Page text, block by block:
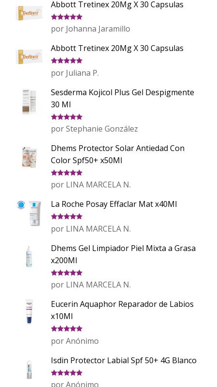
Abbott Tretinex 20Mg X 30 Capsulas
Valorado
con 5de 5
por Johanna Jaramillo
Abbott Tretinex 20Mg X 30 Capsulas
Valorado
con 5de 5
por Juliana P.
Sesderma Kojicol Plus Gel Despigmente
30 Ml
Valorado
con
de 5
por Stephanie González
Dhems Protector Solar Antiedad Con
Color Spf50+ x50Ml
Valorado
con
de 5
por LINA MARCELA N.
La Roche Posay Effaclar Mat x40Ml
Valorado
con
de 5
por LINA MARCELA N.
Dhems Gel Limpiador Piel Mixta a Grasa
x200Ml
Valorado
con
de 5
por LINA MARCELA N.
Eucerin Aquaphor Reparador de Labios
x10Ml
Valorado
con
de 5
por Anónimo
Isdin Protector Labial Spf 50+ 4G Blanco
Valorado
por Anónimo